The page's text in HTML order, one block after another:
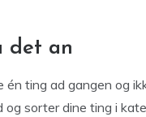
det an
ting ad gangen og
sorter dine ting i